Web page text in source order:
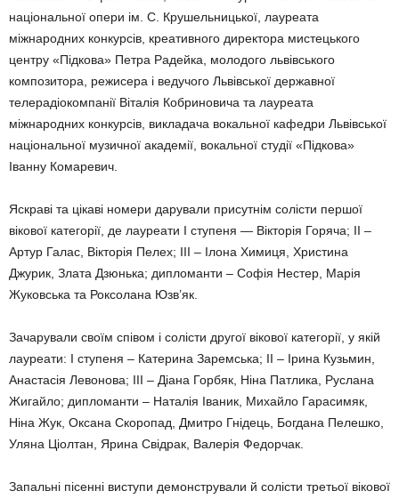
національної опери ім. С. Крушельницької, лауреата
міжнародних конкурсів, креативного директора мистецького
центру «Підкова» Петра Радейка, молодого львівського
композитора, режисера і ведучого Львівської державної
телерадіокомпанії Віталія Кобриновича та лауреата
міжнародних конкурсів, викладача вокальної кафедри Львівської
національної музичної академії, вокальної студії «Підкова»
Іванну Комаревич.
Яскраві та цікаві номери дарували присутнім солісти першої
вікової категорії, де лауреати І ступеня — Вікторія Горяча; ІІ –
Артур Галас, Вікторія Пелех; ІІІ – Ілона Химиця, Христина
Джурик, Злата Дзюнька; дипломанти – Софія Нестер, Марія
Жуковська та Роксолана Юзв’як.
Зачарували своїм співом і солісти другої вікової категорії, у якій
лауреати: І ступеня – Катерина Заремська; ІІ – Ірина Кузьмин,
Анастасія Левонова; ІІІ – Діана Горбяк, Ніна Патлика, Руслана
Жигайло; дипломанти – Наталія Іваник, Михайло Гарасимяк,
Ніна Жук, Оксана Скоропад, Дмитро Гнідець, Богдана Пелешко,
Уляна Ціолтан, Ярина Свідрак, Валерія Федорчак.
Запальні пісенні виступи демонстрували й солісти третьої вікової